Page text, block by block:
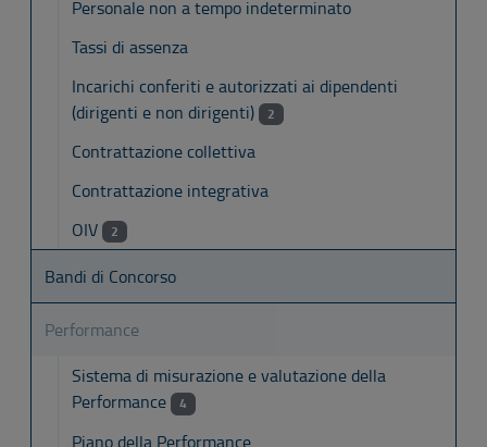
Personale non a tempo indeterminato
Tassi di assenza
Incarichi conferiti e autorizzati ai dipendenti
(dirigenti e non dirigenti)
2
Contrattazione collettiva
Contrattazione integrativa
OIV
2
Bandi di Concorso
Performance
Sistema di misurazione e valutazione della
Performance
4
Piano della Performance